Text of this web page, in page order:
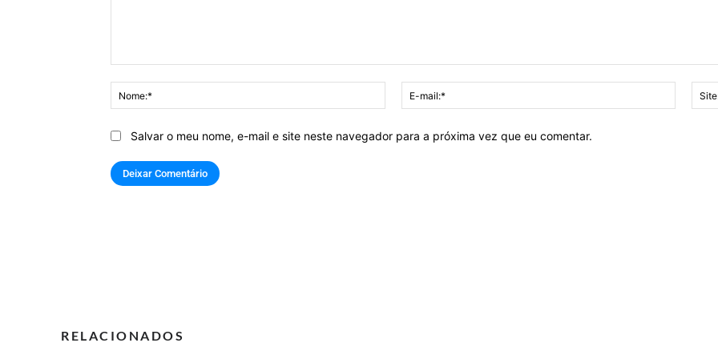
Nome:*
mail:*
Salvar o meu nome, e-mail e site neste navegador para a próxima vez que eu comentar.
RELACIONADOS